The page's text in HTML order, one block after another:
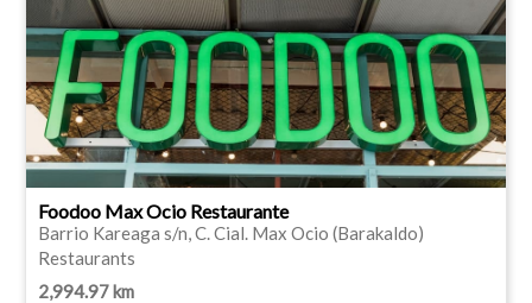
Foodoo Max Ocio Restaurante
Barrio Kareaga s/n, C. Cial. Max Ocio (Barakaldo)
Restaurants
2,994.97 km